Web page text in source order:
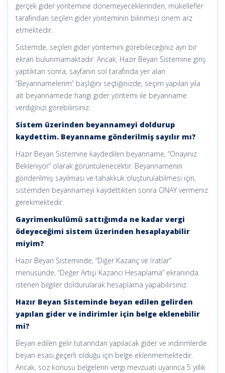
gerçek gider yöntemine dönemeyeceklerinden, mükellefler
tarafından seçilen gider yönteminin bilinmesi önem arz
etmektedir.
Sistemde, seçilen gider yöntemini görebileceğiniz ayrı bir
ekran bulunmamaktadır. Ancak, Hazır Beyan Sistemine giriş
yaptıktan sonra, sayfanın sol tarafında yer alan
“Beyannamelerim” başlığını seçtiğinizde, seçim yapılan yıla
ait beyannamede hangi gider yöntemi ile beyanname
verdiğinizi görebilirsiniz.
Sistem üzerinden beyannameyi doldurup
kaydettim. Beyanname gönderilmiş sayılır mı?
Hazır Beyan Sistemine kaydedilen beyanname, “Onayınız
Bekleniyor” olarak görüntülenecektir. Beyannamenin
gönderilmiş sayılması ve tahakkuk oluşturulabilmesi için,
sistemden beyannameyi kaydettikten sonra ONAY vermeniz
gerekmektedir.
Gayrimenkulümü sattığımda ne kadar vergi
ödeyeceğimi sistem üzerinden hesaplayabilir
miyim?
Hazır Beyan Sisteminde, “Diğer Kazanç ve İratlar”
menüsünde, “Değer Artışı Kazancı Hesaplama” ekranında
istenen bilgiler doldurularak hesaplama yapabilirsiniz.
Hazır Beyan Sisteminde beyan edilen gelirden
yapılan gider ve indirimler için belge eklenebilir
mi?
Beyan edilen gelir tutarından yapılacak gider ve indirimlerde
beyan esası geçerli olduğu için belge eklenmemektedir.
Ancak, söz konusu belgelerin vergi mevzuatı uyarınca 5 yıllık